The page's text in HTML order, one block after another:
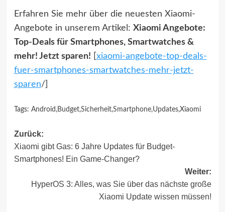
Erfahren Sie mehr über die neuesten Xiaomi-
Angebote in unserem Artikel: Xiaomi Angebote:
Top-Deals für Smartphones, Smartwatches &
mehr! Jetzt sparen!
xiaomi-angebote-top-deals-
fuer-smartphones-smartwatches-mehr-jetzt-
sparen/]
Tags: Android ,Budget,Sicherheit,Smartphone,Updates,Xiaomi
Beitragsnavigation
Zurück:
Xiaomi gibt Gas: 6 Jahre Updates für Budget-
Smartphones! Ein Game-Changer?
Weiter:
HyperOS 3: Alles, was Sie über das nächste große
Xiaomi Update wissen müssen!